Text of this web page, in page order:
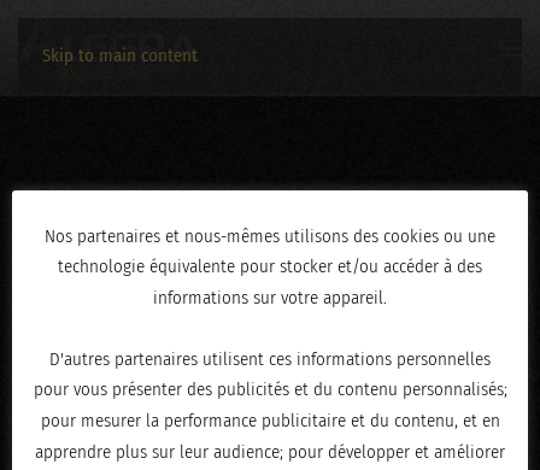
Skip to main content
3C2A3549
ÉCRIT LEFÉVRIER 19, 2026
Nos partenaires et nous-mêmes utilisons des cookies ou une
technologie équivalente pour stocker et/ou accéder à des
informations sur votre appareil.
D'autres partenaires utilisent ces informations personnelles
pour vous présenter des publicités et du contenu personnalisés;
pour mesurer la performance publicitaire et du contenu, et en
apprendre plus sur leur audience; pour développer et améliorer